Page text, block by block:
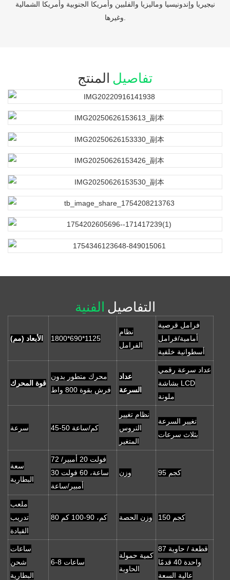
نيجيريا وإندونيسيا وماليزيا والفلبين وأمريكا الجنوبية وأمريكا الشمالية
وغيرها.
تفاصيل المنتج
التفاصيل الفنية
الأبعاد (مم) 1800*690*1125
نظام
الفرامل
فرامل قرصية
أمامية/فرامل
أسطوانية خلفية
قوة المحرك
محرك متطور بدون
فرش بقوة 800 واط
عداد
السرعة
عداد سرعة رقمي
بشاشة LCD
ملونة
سرعة 45-50 كم/ساعة
نظام تغيير
التروس
المتغير
تغيير السرعة
بثلاث سرعات
سعة
البطارية
72 فولت 20 أمبير/
ساعة، 60 فولت 30
أمبير/ساعة
وزن 95 كجم
ملعب
تدريب
القيادة
80 كم، 90-100 كم وزن الحصة 150 كجم
ساعات
شحن
البطارية
6-8 ساعات
كمية حمولة
الحاوية
87 قطعة / حاوية
واحدة 40 قدمًا
عالية السعة